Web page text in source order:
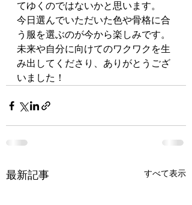
てゆくのではないかと思います。
今日選んでいただいた色や骨格に合
う服を選ぶのが今から楽しみです。
未来や自分に向けてのワクワクを生
み出してくださり、ありがとうござ
いました！
最新記事 すべて表示